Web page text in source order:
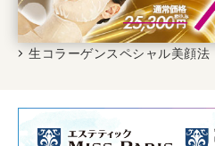
生コラーゲンスペシャル美顔法